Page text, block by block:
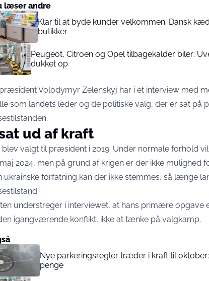
læser andre
Klar til at byde kunder velkommen: Dansk
butikker
Peugeot, Citroen og Opel tilbagekalder biler:
dukket op
Volodymyr Zelenskyj har i et interview med
som landets leder og de politiske valg, der er sat på
ud af kraft
blev valgt til præsident i 2019. Under normale forhold
2024, men på grund af krigen er der ikke mulighed
ukrainske forfatning kan der ikke stemmes, så længe
understreger i interviewet, at hans primære opgave
igangværende konflikt, ikke at tænke på valgkamp.
Nye parkeringsregler træder i kraft til
penge